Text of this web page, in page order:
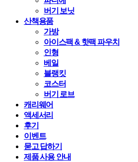
버기 보닛
산책용품
가방
아이스팩 & 핫팩 파우치
인형
베일
블랭킷
코스터
버기 로브
캐리웨어
액세서리
후기
이벤트
묻고 답하기
제품 사용 안내